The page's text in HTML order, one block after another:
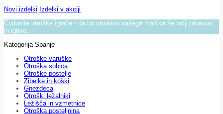
Novi izdelki Izdelki v akciji
Čudovite otroške igrače - da bo otroštvo vašega malčka še bolj zabavno
in igrivo.
Kategorija Spanje
Otroške varuške
Otroška sobica
Otroške postelje
Zibelke in koški
Gnezdeca
Otroški ležalniki
Ležišča in vzmetnice
Otroška posteljnina